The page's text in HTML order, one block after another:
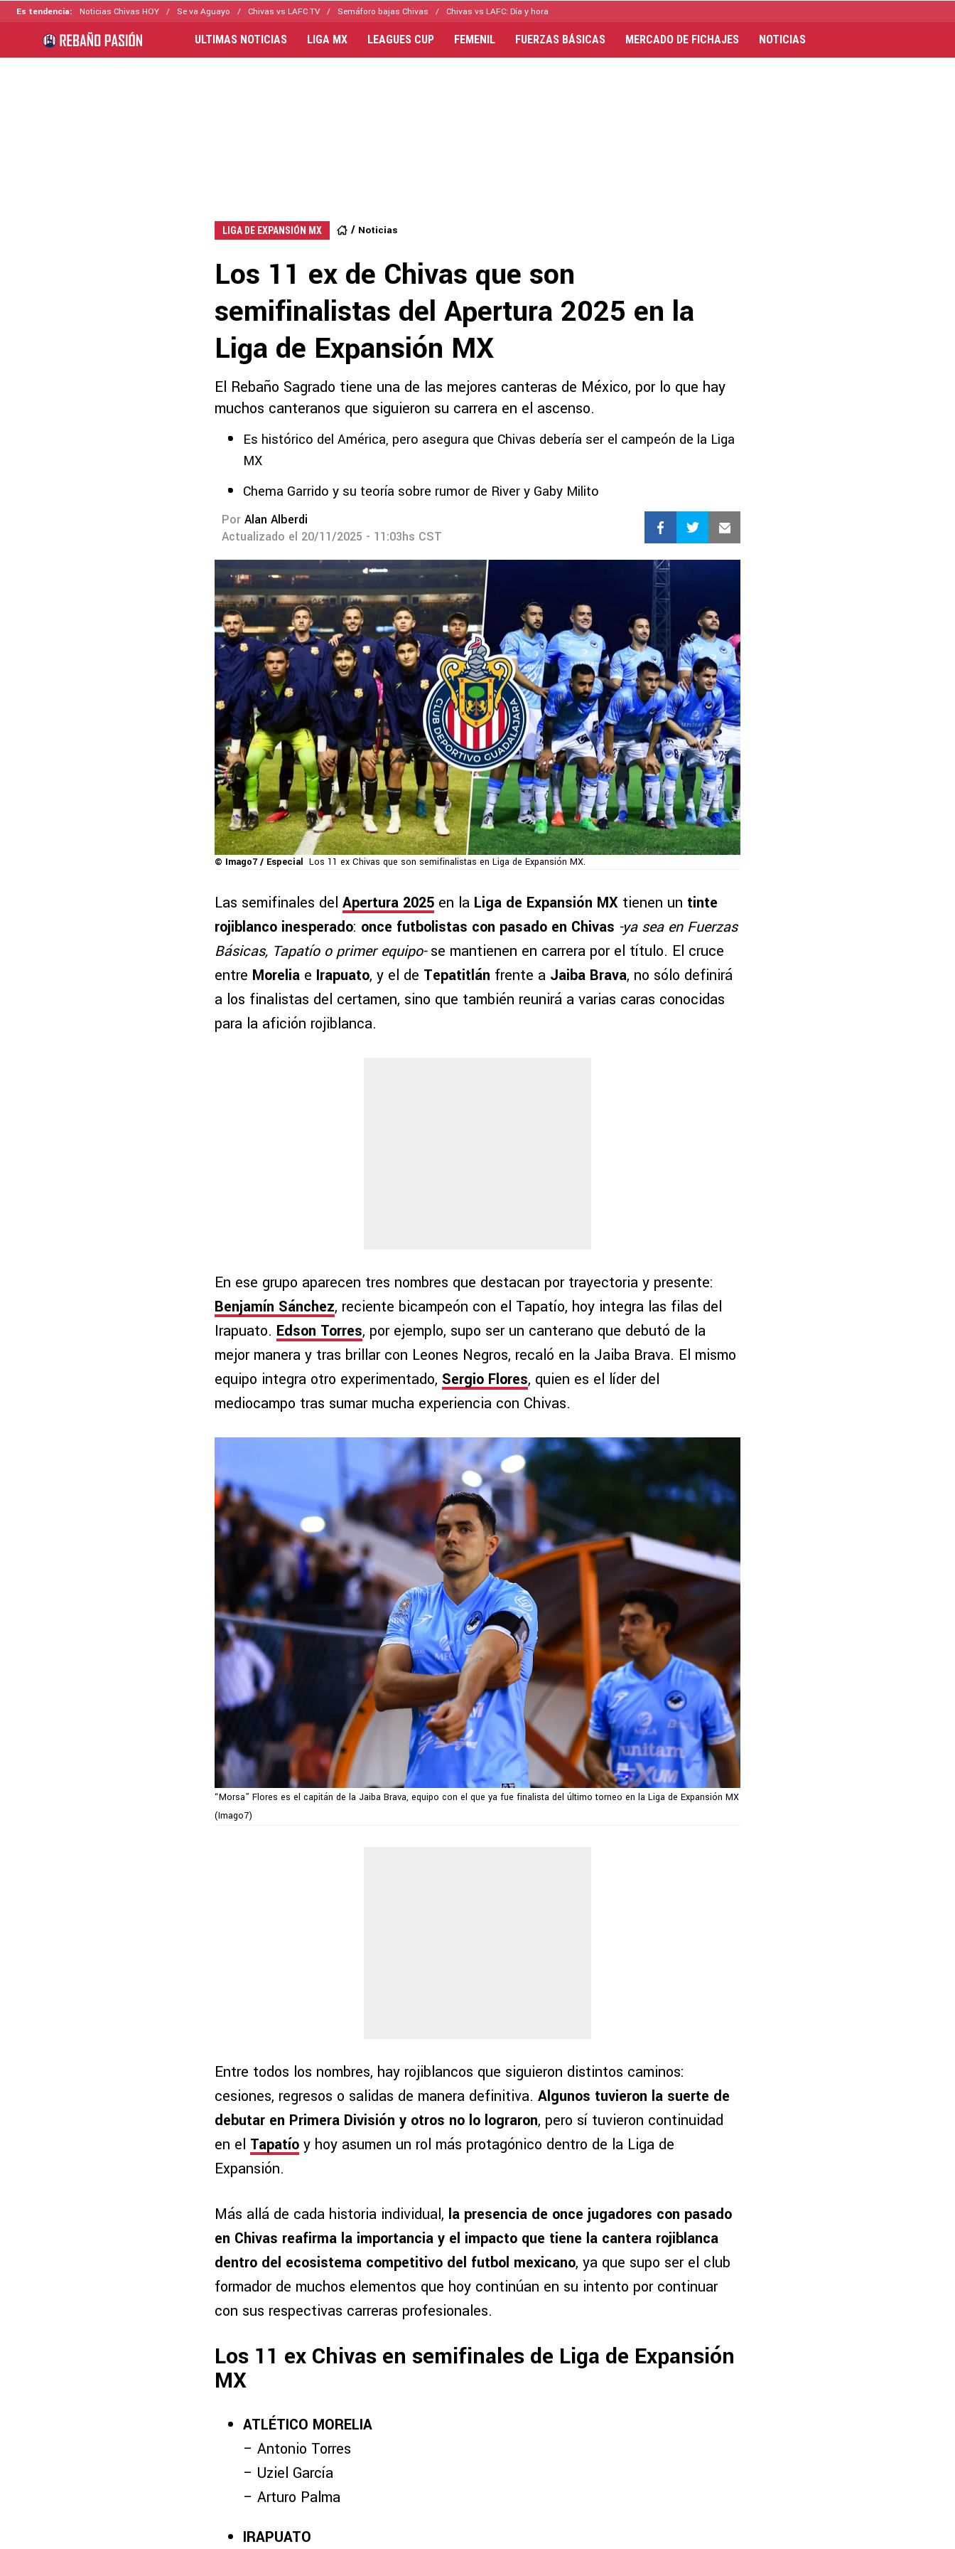
Es tendencia: Noticias Chivas HOY Se va Aguayo Chivas vs LAFC TV Semáforo bajas Chivas Chivas vs LAFC: Día y hora
ULTIMAS NOTICIAS LIGA MX LEAGUES CUP FEMENIL FUERZAS BÁSICAS MERCADO DE FICHAJES NOTICIAS
LIGA DE EXPANSIÓN MX Noticias
Los 11 ex de Chivas que son
semifinalistas del Apertura 2025 en la
Liga de Expansión MX
El Rebaño Sagrado tiene una de las mejores canteras de México, por lo que hay
muchos canteranos que siguieron su carrera en el ascenso.
Es histórico del América, pero asegura que Chivas debería ser el campeón de la Liga
MX
Chema Garrido y su teoría sobre rumor de River y Gaby Milito
Por Alan Alberdi
Actualizado el 20/11/2025 - 11:03hs CST
© Imago7 / Especial Los 11 ex Chivas que son semifinalistas en Liga de Expansión MX.
Las semifinales del Apertura 2025 en la Liga de Expansión MX tienen un tinte
rojiblanco inesperado: once futbolistas con pasado en Chivas -ya sea en Fuerzas
Básicas, Tapatío o primer equipo-se mantienen en carrera por el título. El cruce
entre Morelia e Irapuato, y el de Tepatitlán frente a Jaiba Brava, no sólo definirá
a los finalistas del certamen, sino que también reunirá a varias caras conocidas
para la afición rojiblanca.
En ese grupo aparecen tres nombres que destacan por trayectoria y presente:
Benjamín Sánchez, reciente bicampeón con el Tapatío, hoy integra las filas del
Irapuato. Edson Torres, por ejemplo, supo ser un canterano que debutó de la
mejor manera y tras brillar con Leones Negros, recaló en la Jaiba Brava. El mismo
equipo integra otro experimentado, Sergio Flores, quien es el líder del
mediocampo tras sumar mucha experiencia con Chivas.
“Morsa” Flores es el capitán de la Jaiba Brava, equipo con el que ya fue finalista del último torneo en la Liga de Expansión MX
(Imago7)
Entre todos los nombres, hay rojiblancos que siguieron distintos caminos:
cesiones, regresos o salidas de manera definitiva. Algunos tuvieron la suerte de
debutar en Primera División y otros no lo lograron, pero sí tuvieron continuidad
en el Tapatío y hoy asumen un rol más protagónico dentro de la Liga de
Expansión.
Más allá de cada historia individual, la presencia de once jugadores con pasado
en Chivas reafirma la importancia y el impacto que tiene la cantera rojiblanca
dentro del ecosistema competitivo del futbol mexicano, ya que supo ser el club
formador de muchos elementos que hoy continúan en su intento por continuar
con sus respectivas carreras profesionales.
Los 11 ex Chivas en semifinales de Liga de Expansión
MX
ATLÉTICO MORELIA
– Antonio Torres
– Uziel García
– Arturo Palma
IRAPUATO